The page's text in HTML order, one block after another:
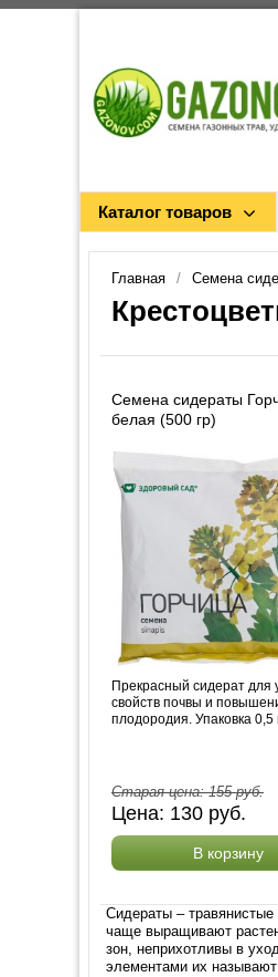
Каталог товаров
Главная Семена
Семена сидераты
белая (500 гр)
Прекрасный сидерат для
свойств почвы и
плодородия. Упаковка 0,5
Старая цена:155руб.
Цена: 130 руб.
В корзину
Сидераты –
чаще выращивают
зон, неприхотливы в
элементами их